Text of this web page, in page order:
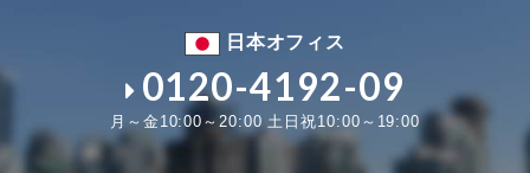
日本オフィス
0120-4192-09
月～金10:00～20:00 土日祝10:00～19:00